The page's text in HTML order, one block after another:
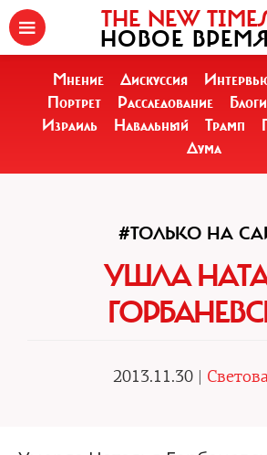
THE NEW
НОВОЕ ВРЕМЯ
Мнение Дискуссия
Портрет
Расследование Блоги
Израиль
Навальный Трамп
Дума
#ТОЛЬКО НА
УШЛА
2013.11.30 |